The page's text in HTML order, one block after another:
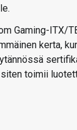
Gaming-ITX/
kerta,
toimii